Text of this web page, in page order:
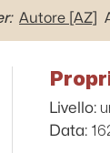
Autore [AZ]
Livello:
Data: